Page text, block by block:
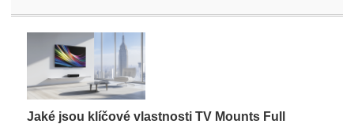
Jaké jsou klíčové vlastnosti TV Mounts Full